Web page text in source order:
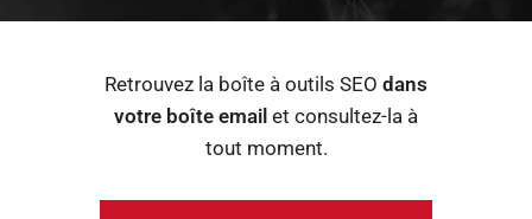
Retrouvez la boîte à outils SEO dans
votre boîte email et consultez-la à
tout moment.